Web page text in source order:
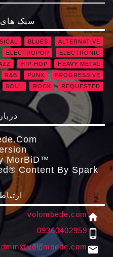
سبک های
ALTERNATIVE
BLUES
ELECTRONIC
ELECTROPOP
HEAVY METAL
HIP-HOP
PROGRESSIVE
PUNK
R&B
REQUESTED
ROCK
SOUL
MorBiD™
Content By Spark
home
volombede.com
phone_android
09360402959
email